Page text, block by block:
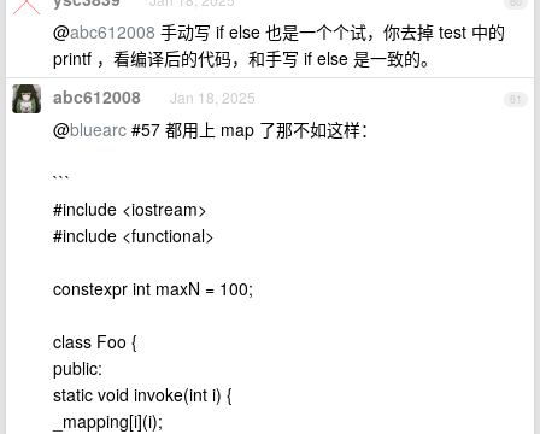
@abc612008 手动写 if else 也是一个个试，你去掉 test 中的
printf ，看编译后的代码，和手写 if else 是一致的。
61
abc612008 Jan 18, 2025
@bluearc #57 都用上 map 了那不如这样：
```
#include <iostream>
#include <functional>
constexpr int maxN = 100;
class Foo {
public:
static void invoke(int i) {
_mapping[i](i);